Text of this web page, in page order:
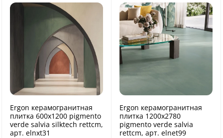
Ergon керамогранитная
плитка 600x1200 pigmento
verde salvia silktech rettcm,
арт. elnxt31
Ergon керамогранитная
плитка 1200x2780
pigmento verde salvia
rettcm, арт. elnet99